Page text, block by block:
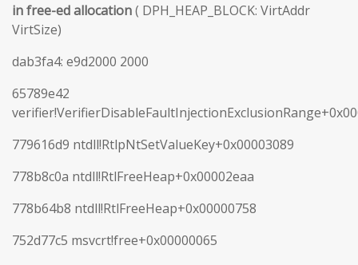
in free-ed allocation( DPH_HEAP_BLOCK: VirtAddr
VirtSize)
dab3fa4: e9d2000 2000
65789e42
779616d9 ntdll!RtlpNtSetValueKey+0x00003089
778b8c0a ntdll!RtlFreeHeap+0x00002eaa
778b64b8 ntdll!RtlFreeHeap+0x00000758
752d77c5 msvcrt!free+0x00000065